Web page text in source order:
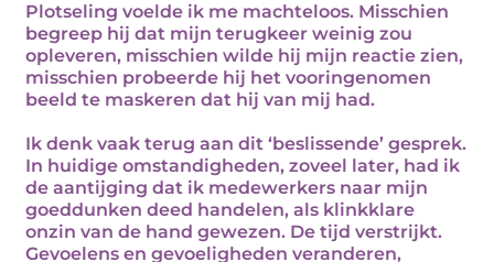
Plotseling voelde ik me machteloos. Misschien
begreep hij dat mijn terugkeer weinig zou
opleveren, misschien wilde hij mijn reactie zien,
misschien probeerde hij het vooringenomen
beeld te maskeren dat hij van mij had.
Ik denk vaak terug aan dit ‘beslissende’ gesprek.
In huidige omstandigheden, zoveel later, had ik
de aantijging dat ik medewerkers naar mijn
goeddunken deed handelen, als klinkklare
onzin van de hand gewezen. De tijd verstrijkt.
Gevoelens en gevoeligheden veranderen,